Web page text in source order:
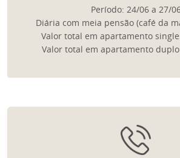
Período: 24/06 a 27/
Diária com meia pensão (café da
Valor total em apartamento
Valor total em apartamento